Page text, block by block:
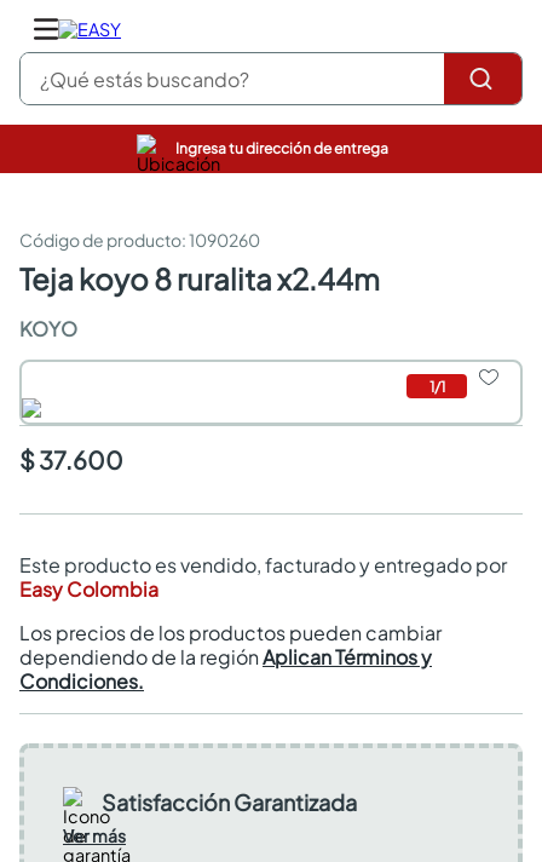
¿Qué estás buscando?
Ingresa tu dirección de entrega
:1090260
teja koyo 8 ruralita x2.44m
KOYO
1/1
$ 37.600
Este producto es vendido, facturado y entregado por
Easy Colombia
Los precios de los productos pueden cambiar
dependiendo de la regiónAplican Términos y
Condiciones.
Satisfacción Garantizada
Ver más
pinturas
sanitarios
comedor
pisos
armarios closet
comedores
neveras